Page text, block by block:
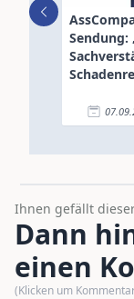
Sendung:
Ihnen gefällt
Dann
einen
(Klicken um